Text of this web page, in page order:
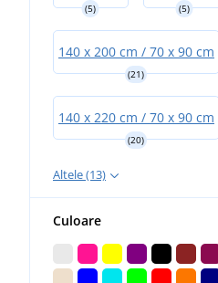
(5) (5)
140 x 200 cm / 70 x 90 cm
(21)
140 x 220 cm / 70 x 90 cm
(20)
Altele (13)
Culoare